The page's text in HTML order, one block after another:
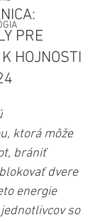
PRE
HOJNOSTI
ktorá môže
brániť
dvere
energie
so